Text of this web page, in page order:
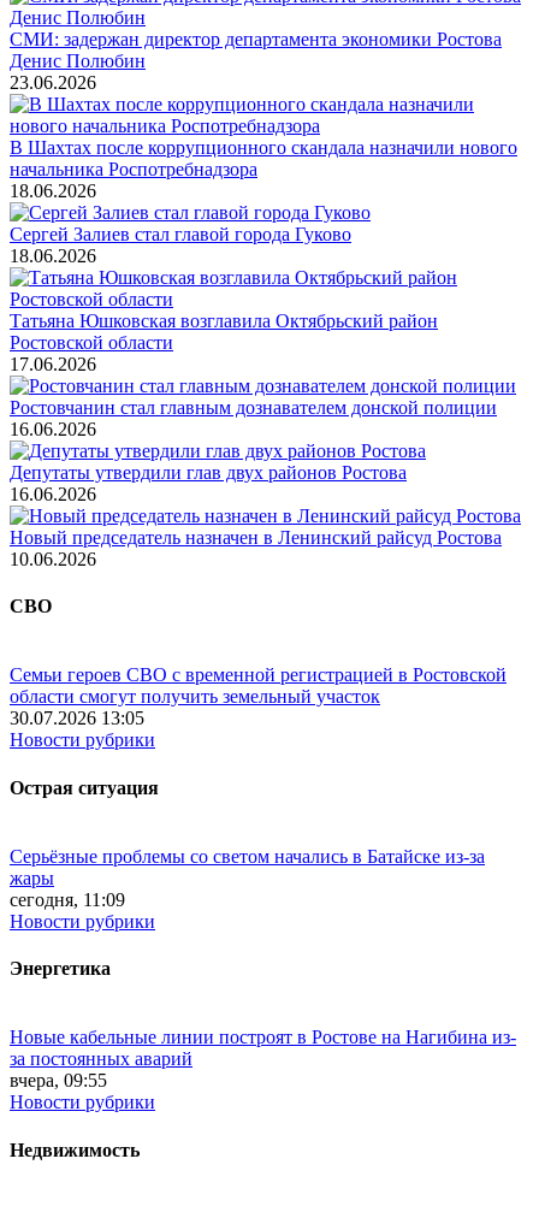
СМИ: задержан директор департамента экономики Ростова
Денис Полюбин
23.06.2026
В Шахтах после коррупционного скандала назначили нового
начальника Роспотребнадзора
18.06.2026
Сергей Залиев стал главой города Гуково
18.06.2026
Татьяна Юшковская возглавила Октябрьский район
Ростовской области
17.06.2026
Ростовчанин стал главным дознавателем донской полиции
16.06.2026
Депутаты утвердили глав двух районов Ростова
16.06.2026
Новый председатель назначен в Ленинский райсуд Ростова
10.06.2026
СВО
Семьи героев СВО с временной регистрацией в Ростовской
области смогут получить земельный участок
30.07.2026 13:05
Новости рубрики
Острая ситуация
Серьёзные проблемы со светом начались в Батайске из-за
жары
сегодня, 11:09
Новости рубрики
Энергетика
Новые кабельные линии построят в Ростове на Нагибина из-
за постоянных аварий
вчера, 09:55
Новости рубрики
Недвижимость